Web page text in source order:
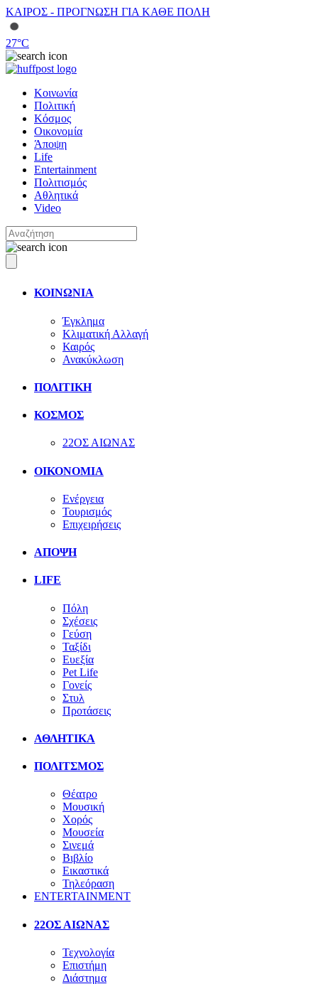
ΚΑΙΡΟΣ - ΠΡΟΓΝΩΣΗ ΓΙΑ ΚΑΘΕ ΠΟΛΗ
27°C
Κοινωνία
Πολιτική
Κόσμος
Οικονομία
Άποψη
Life
Entertainment
Πολιτισμός
Αθλητικά
Video
ΚΟΙΝΩΝΙΑ
Έγκλημα
Κλιματική Αλλαγή
Καιρός
Ανακύκλωση
ΠΟΛΙΤΙΚΗ
ΚΟΣΜΟΣ
22ΟΣ ΑΙΩΝΑΣ
ΟΙΚΟΝΟΜΙΑ
Ενέργεια
Τουρισμός
Επιχειρήσεις
ΑΠΟΨΗ
LIFE
Πόλη
Σχέσεις
Γεύση
Ταξίδι
Ευεξία
Pet Life
Γονείς
Στυλ
Προτάσεις
ΑΘΛΗΤΙΚΑ
ΠΟΛΙΤΣΜΟΣ
Θέατρο
Μουσική
Χορός
Μουσεία
Σινεμά
Βιβλίο
Εικαστικά
Τηλεόραση
ENTERTAINMENT
22ΟΣ ΑΙΩΝΑΣ
Τεχνολογία
Επιστήμη
Διάστημα